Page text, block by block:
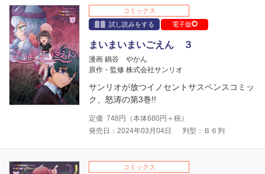
コミックス
試し読みをする
電子版
まいまいまいごえん ３
漫画 鍋谷 やかん
原作・監修 株式会社サンリオ
サンリオが放つイノセントサスペンスコミッ
ク、怒涛の第3巻!!
定価 748 円（本体680円＋税）
発売日：2024年03月04日
判型：Ｂ６判
コミックス